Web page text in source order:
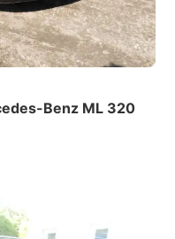
Benz ML 320